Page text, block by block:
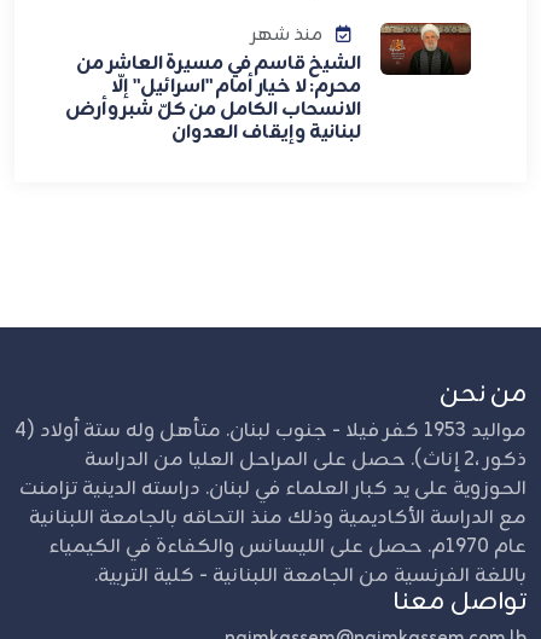
منذ شهر
الشيخ قاسم في مسيرة العاشر من
محرم: لا خيار أمام "اسرائيل" إلّا
الانسحاب الكامل من كلّ شبر وأرض
لبنانية وإيقاف العدوان
من نحن
مواليد 1953 كفر فيلا - جنوب لبنان. متأهل وله ستة أولاد (4
ذكور ،2 إناث). حصل على المراحل العليا من الدراسة
الحوزوية على يد كبار العلماء في لبنان. دراسته الدينية تزامنت
مع الدراسة الأكاديمية وذلك منذ التحاقه بالجامعة اللبنانية
عام 1970م. حصل على الليسانس والكفاءة في الكيمياء
باللغة الفرنسية من الجامعة اللبنانية - كلية التربية.
تواصل معنا